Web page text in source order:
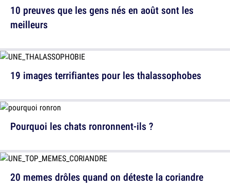
19 images terrifiantes pour les thalassophobes
20 memes drôles quand on déteste la coriandre
10 preuves que les gens nés en août sont les
meilleurs
Pourquoi les chats ronronnent-ils ?